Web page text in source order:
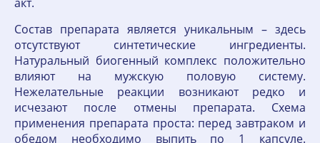
Состав препарата является уникальным – здесь
отсутствуют синтетические ингредиенты.
Натуральный биогенный комплекс положительно
влияют на мужскую половую систему.
Нежелательные реакции возникают редко и
исчезают после отмены препарата. Схема
применения препарата проста: перед завтраком и
обедом необходимо выпить по 1 капсуле.